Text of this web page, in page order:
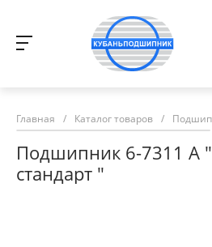
Главная / Каталог товаров /
Подшипник 6-7311 А
стандарт "